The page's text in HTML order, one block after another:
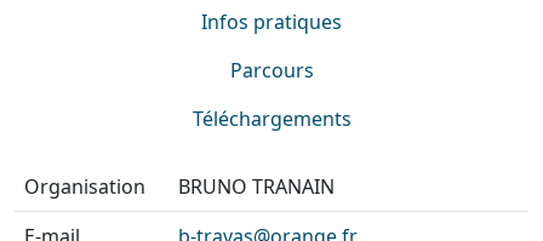
Infos pratiques
Parcours
Téléchargements
Organisation
BRUNO TRANAIN